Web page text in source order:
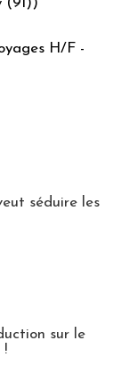
(91))
H/F -
séduire les
sur le
!